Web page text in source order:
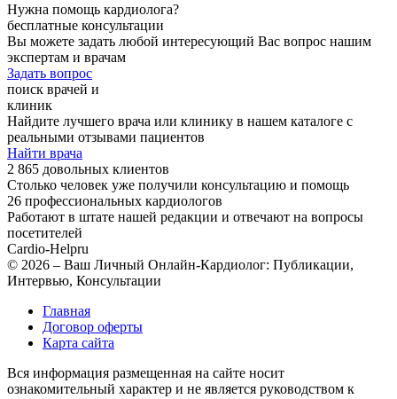
Нужна помощь кардиолога?
бесплатные консультации
Вы можете задать любой интересующий Вас вопрос нашим
экспертам и врачам
Задать вопрос
поиск врачей и
клиник
Найдите лучшего врача или клинику в нашем каталоге с
реальными отзывами пациентов
Найти врача
2 865 довольных клиентов
Столько человек уже получили консультацию и помощь
26 профессиональных кардиологов
Работают в штате нашей редакции и отвечают на вопросы
посетителей
Cardio-Helpru
© 2026 – Ваш Личный Онлайн-Кардиолог: Публикации,
Интервью, Консультации
Главная
Договор оферты
Карта сайта
Вся информация размещенная на сайте носит
ознакомительный характер и не является руководством к